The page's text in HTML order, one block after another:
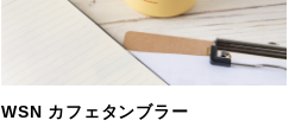
WSN カフェタンブラー